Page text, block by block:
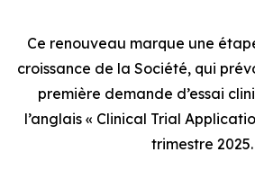
Ce renouveau marque une
croissance de la Société, qui
première demande d’essai
l’anglais « Clinical Trial
trimestre 2025.